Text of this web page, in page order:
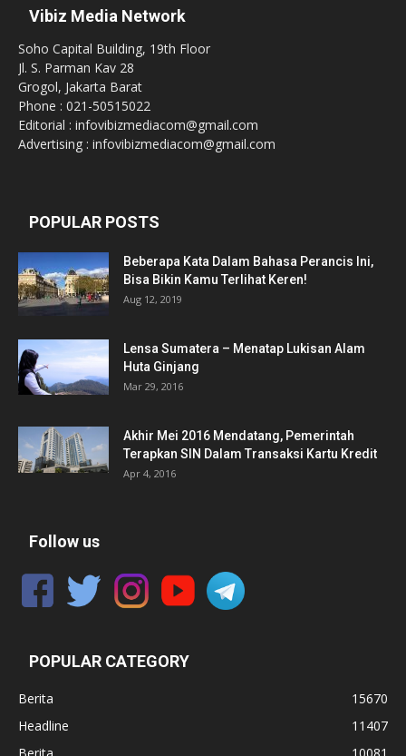
Vibiz Media Network
Soho Capital Building, 19th Floor
Jl. S. Parman Kav 28
Grogol, Jakarta Barat
Phone : 021-50515022
Editorial : infovibizmediacom@gmail.com
Advertising : infovibizmediacom@gmail.com
POPULAR POSTS
Beberapa Kata Dalam Bahasa Perancis Ini,
Bisa Bikin Kamu Terlihat Keren!
Aug 12, 2019
Lensa Sumatera – Menatap Lukisan Alam
Huta Ginjang
Mar 29, 2016
Akhir Mei 2016 Mendatang, Pemerintah
Terapkan SIN Dalam Transaksi Kartu Kredit
Apr 4, 2016
Follow us
POPULAR CATEGORY
Berita
15670
Headline
11407